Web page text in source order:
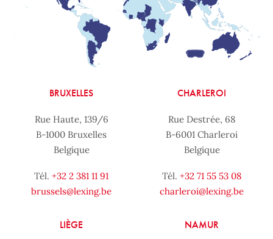
BRUXELLES
Rue Haute, 139/6
B-1000 Bruxelles
Belgique
Tél. +32 2 381 11 91
brussels@lexing.be
CHARLEROI
Rue Destrée, 68
B-6001 Charleroi
Belgique
Tél. +32 71 55 53 08
charleroi@lexing.be
LIÈGE NAMUR